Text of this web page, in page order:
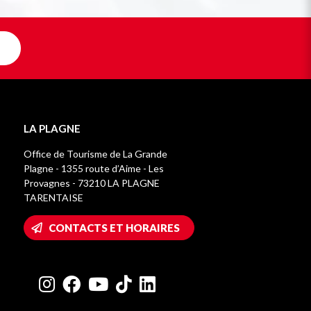
LA PLAGNE
Office de Tourisme de La Grande
Plagne - 1355 route d’Aime - Les
Provagnes - 73210 LA PLAGNE
TARENTAISE
CONTACTS ET HORAIRES